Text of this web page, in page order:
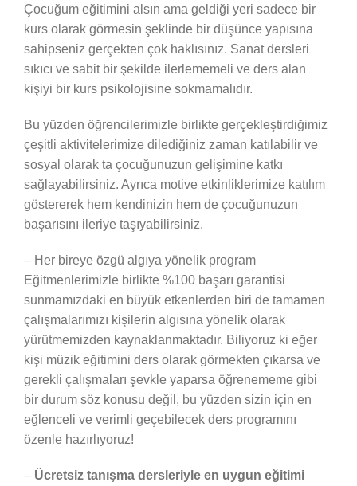
Çocuğum eğitimini alsın ama geldiği yeri sadece bir
kurs olarak görmesin şeklinde bir düşünce yapısına
sahipseniz gerçekten çok haklısınız. Sanat dersleri
sıkıcı ve sabit bir şekilde ilerlememeli ve ders alan
kişiyi bir kurs psikolojisine sokmamalıdır.
Bu yüzden öğrencilerimizle birlikte gerçekleştirdiğimiz
çeşitli aktivitelerimize dilediğiniz zaman katılabilir ve
sosyal olarak ta çocuğunuzun gelişimine katkı
sağlayabilirsiniz. Ayrıca motive etkinliklerimize katılım
göstererek hem kendinizin hem de çocuğunuzun
başarısını ileriye taşıyabilirsiniz.
– Her bireye özgü algıya yönelik program
Eğitmenlerimizle birlikte %100 başarı garantisi
sunmamızdaki en büyük etkenlerden biri de tamamen
çalışmalarımızı kişilerin algısına yönelik olarak
yürütmemizden kaynaklanmaktadır. Biliyoruz ki eğer
kişi müzik eğitimini ders olarak görmekten çıkarsa ve
gerekli çalışmaları şevkle yaparsa öğrenememe gibi
bir durum söz konusu değil, bu yüzden sizin için en
eğlenceli ve verimli geçebilecek ders programını
özenle hazırlıyoruz!
– Ücretsiz tanışma dersleriyle en uygun eğitimi